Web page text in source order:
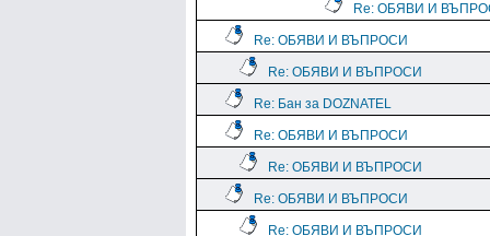
Re: ОБЯВИ И
Re: ОБЯВИ И ВЪПРОСИ
Re: ОБЯВИ И ВЪПРОСИ
Re: Бан за DOZNATEL
Re: ОБЯВИ И ВЪПРОСИ
Re: ОБЯВИ И ВЪПРОСИ
Re: ОБЯВИ И ВЪПРОСИ
Re: ОБЯВИ И ВЪПРОСИ